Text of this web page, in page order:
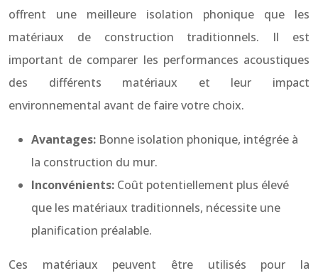
offrent une meilleure isolation phonique que les
matériaux de construction traditionnels. Il est
important de comparer les performances acoustiques
des différents matériaux et leur impact
environnemental avant de faire votre choix.
Avantages: Bonne isolation phonique, intégrée à
la construction du mur.
Inconvénients: Coût potentiellement plus élevé
que les matériaux traditionnels, nécessite une
planification préalable.
Ces matériaux peuvent être utilisés pour la